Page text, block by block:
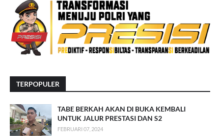
TERPOPULER
TABE BERKAH AKAN DI BUKA KEMBALI
UNTUK JALUR PRESTASI DAN S2
FEBRUARI 07, 2024